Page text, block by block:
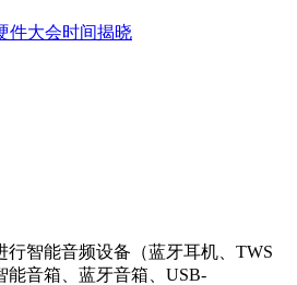
件大会时间揭晓
行智能音频设备（蓝牙耳机、TWS
能音箱、蓝牙音箱、USB-